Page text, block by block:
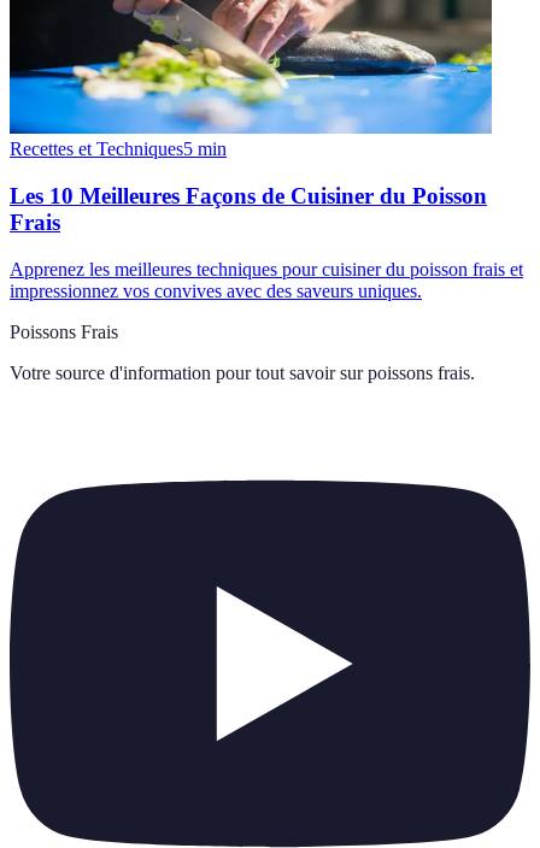
Recettes et Techniques5 min
Les 10 Meilleures Façons de Cuisiner du Poisson
Frais
Apprenez les meilleures techniques pour cuisiner du poisson frais et
impressionnez vos convives avec des saveurs uniques.
Poissons Frais
Votre source d'information pour tout savoir sur poissons frais.